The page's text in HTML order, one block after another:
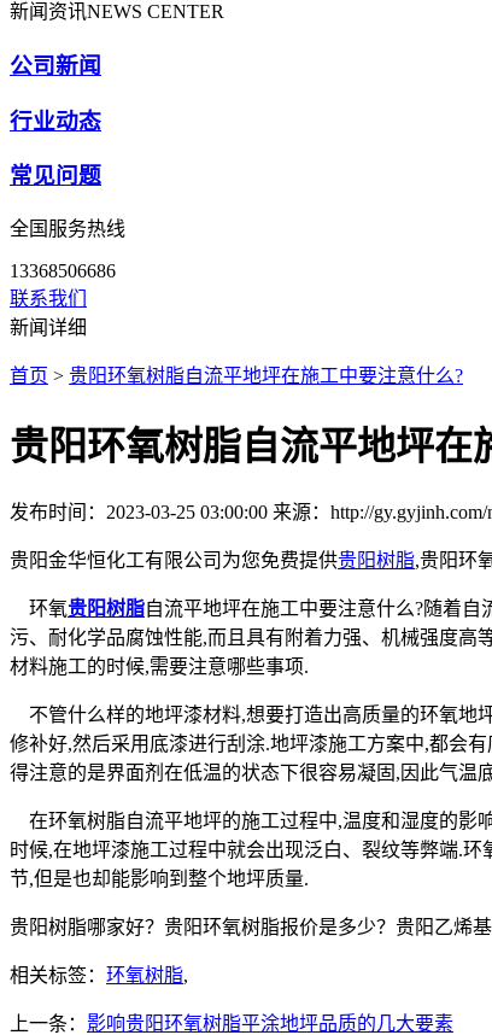
新闻资讯NEWS CENTER
公司新闻
行业动态
常见问题
全国服务热线
13368506686
联系我们
新闻详细
首页 > 贵阳环氧树脂自流平地坪在施工中要注意什么?
贵阳环氧树脂自流平地坪在
发布时间：2023-03-25 03:00:00 来源：http://gy.gyjinh.com/
贵阳金华恒化工有限公司为您免费提供贵阳树脂,贵阳环
环氧贵阳树脂自流平地坪在施工中要注意什么?随着
污、耐化学品腐蚀性能,而且具有附着力强、机械强度高
材料施工的时候,需要注意哪些事项.
不管什么样的地坪漆材料,想要打造出高质量的环氧地
修补好,然后采用底漆进行刮涂.地坪漆施工方案中,都会
得注意的是界面剂在低温的状态下很容易凝固,因此气温
在环氧树脂自流平地坪的施工过程中,温度和湿度的影
时候,在地坪漆施工过程中就会出现泛白、裂纹等弊端.
节,但是也却能影响到整个地坪质量.
贵阳树脂哪家好？贵阳环氧树脂报价是多少？贵阳乙烯
相关标签： 环氧树脂,
上一条： 影响贵阳环氧树脂平涂地坪品质的几大要素